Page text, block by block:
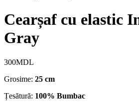
Cearșaf cu elastic
Gray
300MDL
Grosime: 25 cm
Țesătură: 100% Bumbac